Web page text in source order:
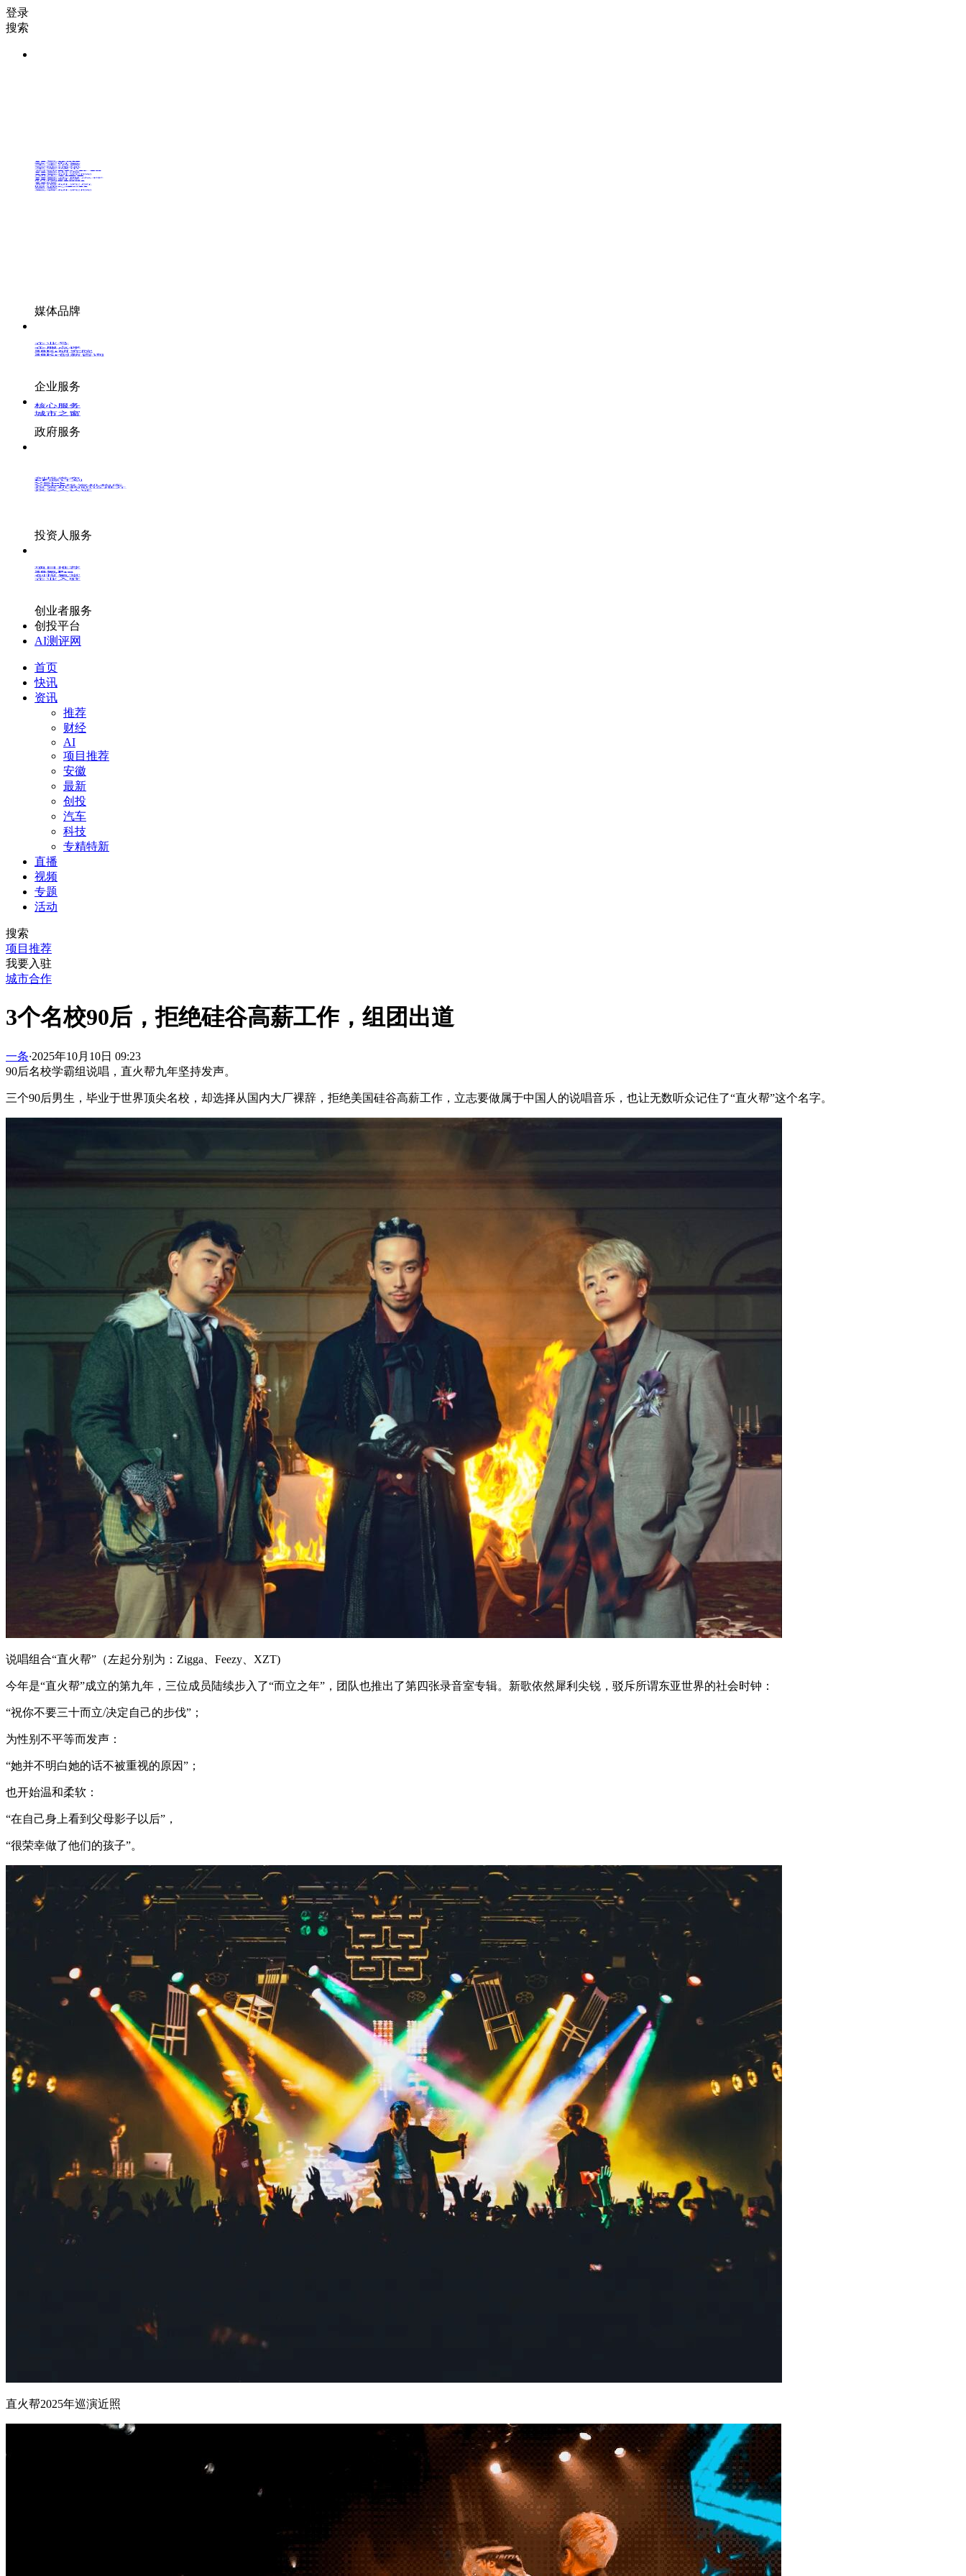
登录
搜索
36氪Auto
未来消费
未来城市
36氪出海
硬氪
媒体品牌
企业号
企服点评
36Kr研究院
36Kr创新咨询
企业服务
核心服务
城市之窗
政府服务
创投发布
LP源计划
VClub
VClub投资机构库
投资机构职位推介
投资人认证
投资人服务
项目推荐
36氪Pro
创投氪堂
企业入驻
创业者服务
创投平台
AI测评网
首页
快讯
资讯
推荐
财经
AI
项目推荐
安徽
最新
创投
汽车
科技
专精特新
直播
视频
专题
活动
搜索
项目推荐
我要入驻
城市合作
3个名校90后，拒绝硅谷高薪工作，组团出道
一条·2025年10月10日 09:23
90后名校学霸组说唱，直火帮九年坚持发声。
三个90后男生，毕业于世界顶尖名校，却选择从国内大厂裸辞，拒绝美国硅谷高薪工作，立志要做属于中国人的说唱音乐，也让无数听众记住了“直火帮”这个名字。
说唱组合“直火帮”（左起分别为：Zigga、Feezy、XZT)
今年是“直火帮”成立的第九年，三位成员陆续步入了“而立之年”，团队也推出了第四张录音室专辑。新歌依然犀利尖锐，驳斥所谓东亚世界的社会时钟：
“祝你不要三十而立/决定自己的步伐”；
为性别不平等而发声：
“她并不明白她的话不被重视的原因”；
也开始温和柔软：
“在自己身上看到父母影子以后”，
“很荣幸做了他们的孩子”。
直火帮2025年巡演近照